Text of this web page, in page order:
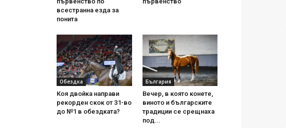
всестранна езда за
понита
Обездка
Коя двойка направи
рекорден скок от 31-во
до №1 в обездката?
България
Вечер, в която конете,
виното и българските
традиции се срещнаха
под...